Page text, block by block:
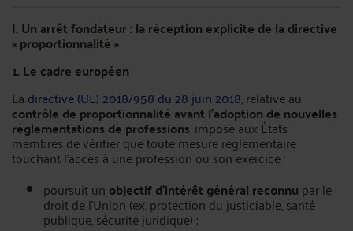
I. Un arrêt fondateur : la réception explicite de la directive
« proportionnalité »
1. Le cadre européen
La directive (UE) 2018/958 du 28 juin 2018, relative au
contrôle de proportionnalité avant l’adoption de nouvelles
réglementations de professions, impose aux États
membres de vérifier que toute mesure réglementaire
touchant l’accès à une profession ou son exercice :
poursuit un objectif d’intérêt général reconnu par le
droit de l’Union (ex. protection du justiciable, santé
publique, sécurité juridique) ;